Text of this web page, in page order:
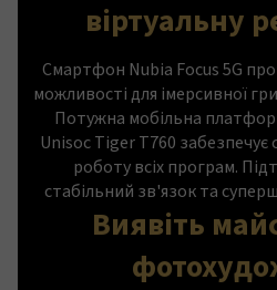
віртуальну
Смартфон Nubia Focus 5G
можливості для імерсивної
Потужна мобільна
Unisoc Tiger T760
роботу всіх програм.
стабільний зв'язок та
Виявіть